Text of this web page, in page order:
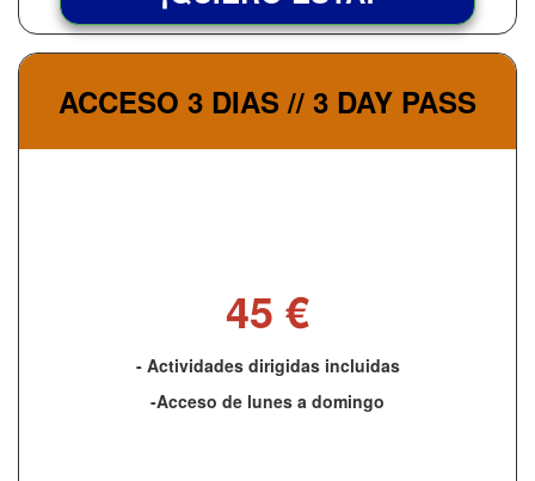
ACCESO 3 DIAS // 3 DAY PASS
45 €
- Actividades dirigidas incluidas
-Acceso de lunes a domingo